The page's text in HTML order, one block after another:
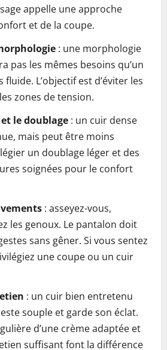
appelle une approche
et de la coupe.
: une morphologie
pas les mêmes besoins qu’un
L’objectif est d’éviter les
zones de tension.
le doublage : un cuir dense
mais peut être moins
un doublage léger et des
soignées pour le confort
: asseyez-vous,
les genoux. Le pantalon doit
sans gêner. Si vous sentez
une coupe ou un cuir
: un cuir bien entretenu
souple et garde son éclat.
d’une crème adaptée et
suffisant font la différence